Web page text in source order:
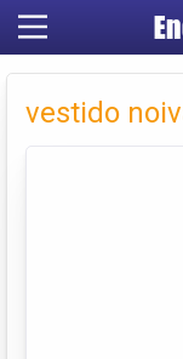
vestido